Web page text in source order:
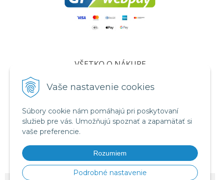
Vaše nastavenie cookies
Súbory cookie nám pomáhajú pri poskytovaní
služieb pre vás. Umožňujú spoznať a zapamätať si
vaše preferencie.
Rozumiem
Podrobné nastavenie
VŠETKO O NÁKUPE
Certifikáty
Ochrana osobných údajov
Informácie o cookies
Formuláre